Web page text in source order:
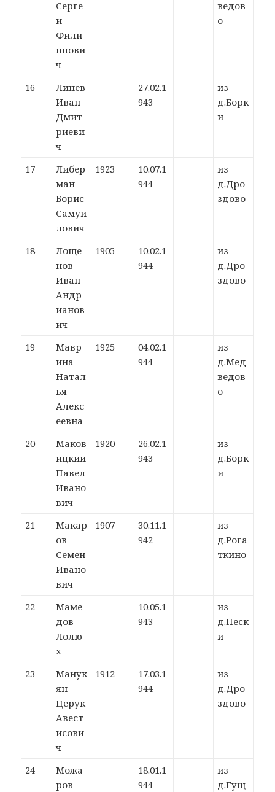
Серге
й
Фили
ппови
ч
ведов
о
16
Линев
Иван
Дмит
риеви
ч
27.02.1
943
из
д.Борк
и
17
Либер
ман
Борис
Самуй
лович
1923
10.07.1
944
из
д.Дро
здово
18
Лоще
нов
Иван
Андр
ианов
ич
1905
10.02.1
944
из
д.Дро
здово
19
Мавр
ина
Натал
ья
Алекс
еевна
1925
04.02.1
944
из
д.Мед
ведов
о
20
Маков
ицкий
Павел
Ивано
вич
1920
26.02.1
943
из
д.Борк
и
21
Макар
ов
Семен
Ивано
вич
1907
30.11.1
942
из
д.Рога
ткино
22
Маме
дов
Лолю
х
10.05.1
943
из
д.Песк
и
23
Манук
ян
Церук
Авест
исови
ч
1912
17.03.1
944
из
д.Дро
здово
24
Можа
ров
18.01.1
944
из
д.Гущ